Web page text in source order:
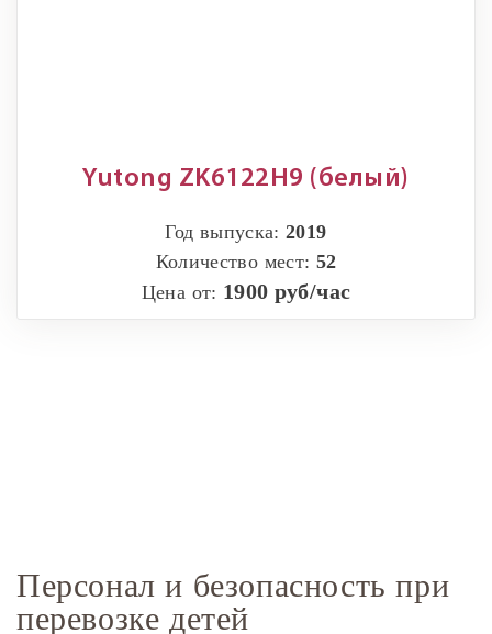
Yutong ZK6122H9 (белый)
Год выпуска:2019
Количество мест: 52
Цена от: 1900 руб/час
Персонал и безопасность при
перевозке детей